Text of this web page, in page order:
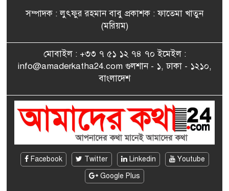
সাংবাদিকতায় কৃতিত্বের পুরস্কার
এমপি মমতাজ আলোকে
জেলা প্রবাসী এসোসিয়েশন’
বেদে সম্প্রদায় নিয়ে প্যারিসে
তথ্য-চলচ্চিত্র “ভাসমান জীবন”
সম্পাদক : লুৎফুর রহমান বাবু প্রকাশক : ফাতেমা খাতুন
(মরিয়ম)
মোবাইল : +৩৩ ৭ ৫১ ১২ ৭৪ ৭০ ইমেইল :
info@amaderkatha24.com গুলশান - ১, ঢাকা - ১২১০,
বাংলাদেশ
Facebook Twitter Linkedin
Youtube
Google Plus